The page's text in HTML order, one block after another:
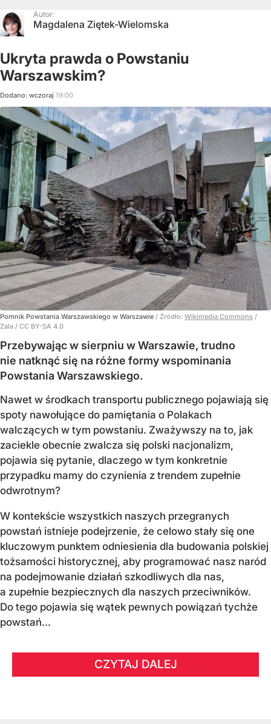
Autor:
Magdalena Ziętek-Wielomska
Ukryta prawda o Powstaniu
Warszawskim?
Dodano: wczoraj 19:00
Pomnik Powstania Warszawskiego w Warszawie / Źródło: Wikimedia Commons /
Zala / CC BY-SA 4.0
Przebywając w sierpniu w Warszawie, trudno
nie natknąć się na różne formy wspominania
Powstania Warszawskiego.
Nawet w środkach transportu publicznego pojawiają się
spoty nawołujące do pamiętania o Polakach
walczących w tym powstaniu. Zważywszy na to, jak
zaciekle obecnie zwalcza się polski nacjonalizm,
pojawia się pytanie, dlaczego w tym konkretnie
przypadku mamy do czynienia z trendem zupełnie
odwrotnym?
W kontekście wszystkich naszych przegranych
powstań istnieje podejrzenie, że celowo stały się one
kluczowym punktem odniesienia dla budowania polskiej
tożsamości historycznej, aby programować nasz naród
na podejmowanie działań szkodliwych dla nas,
a zupełnie bezpiecznych dla naszych przeciwników.
Do tego pojawia się wątek pewnych powiązań tychże
powstań...
CZYTAJ DALEJ